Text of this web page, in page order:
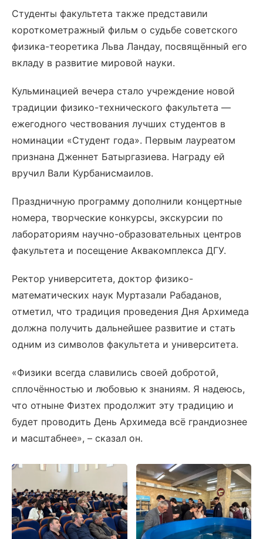
Студенты факультета также представили
короткометражный фильм о судьбе советского
физика-теоретика Льва Ландау, посвящённый его
вкладу в развитие мировой науки.
Кульминацией вечера стало учреждение новой
традиции физико-технического факультета —
ежегодного чествования лучших студентов в
номинации «Студент года». Первым лауреатом
признана Дженнет Батыргазиева. Награду ей
вручил Вали Курбанисмаилов.
Праздничную программу дополнили концертные
номера, творческие конкурсы, экскурсии по
лабораториям научно-образовательных центров
факультета и посещение Аквакомплекса ДГУ.
Ректор университета, доктор физико-
математических наук Муртазали Рабаданов,
отметил, что традиция проведения Дня Архимеда
должна получить дальнейшее развитие и стать
одним из символов факультета и университета.
«Физики всегда славились своей добротой,
сплочённостью и любовью к знаниям. Я надеюсь,
что отныне Физтех продолжит эту традицию и
будет проводить День Архимеда всё грандиознее
и масштабнее», – сказал он.